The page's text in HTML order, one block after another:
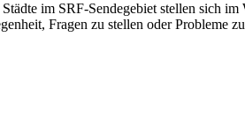
im SRF-Sendegebiet stellen sich
Fragen zu stellen oder Probleme